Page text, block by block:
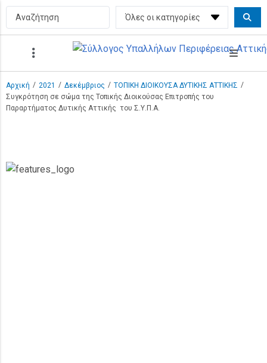
Αρχική / 2021 / Δεκέμβριος / ΤΟΠΙΚΗ ΔΙΟΙΚΟΥΣΑ ΔΥΤΙΚΗΣ ΑΤΤΙΚΗΣ /
Συγκρότηση σε σώμα της Τοπικής Διοικούσας Επιτροπής του
Παραρτήματος Δυτικής Αττικής του Σ.Υ.Π.Α.